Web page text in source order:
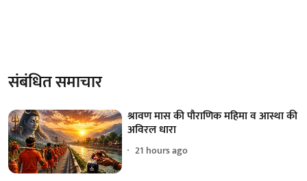
संबंधित समाचार
श्रावण मास की पौराणिक महिमा व आस्था की
अविरल धारा
21 hours ago